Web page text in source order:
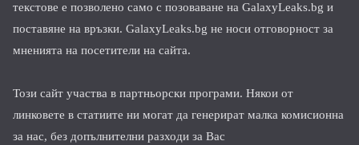
текстове е позволено само с позоваване на GalaxyLeaks.bg и
поставяне на връзки. GalaxyLeaks.bg не носи отговорност за
мненията на посетители на сайта.
Този сайт участва в партньорски програми. Някои от
линковете в статиите ни могат да генерират малка комисионна
за нас, без допълнителни разходи за Вас